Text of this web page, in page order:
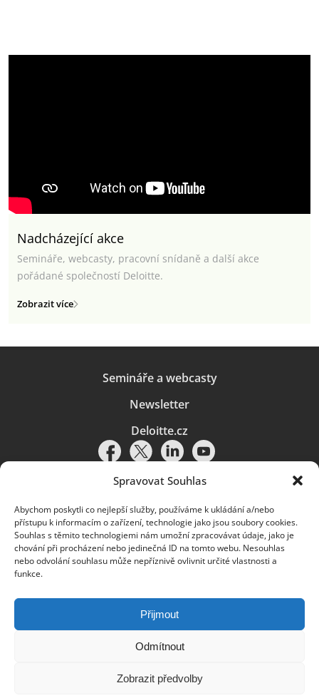
Spravovat Souhlas
Abychom poskytli co nejlepší služby, používáme k ukládání a/nebo
přístupu k informacím o zařízení, technologie jako jsou soubory cookies.
Souhlas s těmito technologiemi nám umožní zpracovávat údaje, jako je
chování při procházení nebo jedinečná ID na tomto webu. Nesouhlas
nebo odvolání souhlasu může nepříznivě ovlivnit určité vlastnosti a
funkce.
Přijmout
Odmítnout
Zobrazit předvolby
Nadcházející akce
Semináře, webcasty, pracovní snídaně a další akce
pořádané společností Deloitte.
Zobrazit více
Semináře a webcasty
Newsletter
Deloitte.cz
Pravidla používání|Ochrana osobních údajů|Soubory cookies |
Deloitte.cz
© 2026. Více informací najdete vPravidlech používání.
Deloitte označuje jednu či více společností globální sítě členských
a přidružené subjekty (souhrnně „organizace Deloitte“). Společnost DTTL
(rovněž označovaná jako „Deloitte Global“) a každá z jejích členských
společností a jejich přidružených subjektů je samostatným a nezávislým
právním subjektem, který není oprávněn zavazovat nebo přijímat závazky
za jinou z těchto členských společností a jejich přidružených subjektů ve
pochybení, nikoli za jednání či pochybení jiných členských společností či